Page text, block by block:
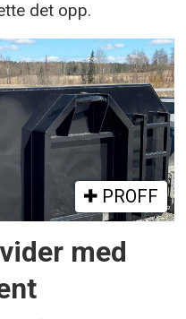
det opp.
PROFF
med